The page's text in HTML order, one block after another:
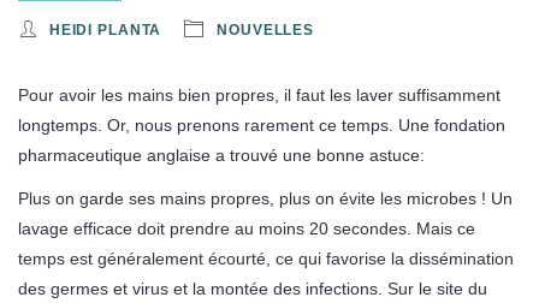
HEIDI PLANTA NOUVELLES
Pour avoir les mains bien propres, il faut les laver suffisamment
longtemps. Or, nous prenons rarement ce temps. Une fondation
pharmaceutique anglaise a trouvé une bonne astuce:
Plus on garde ses mains propres, plus on évite les microbes ! Un
lavage efficace doit prendre au moins 20 secondes. Mais ce
temps est généralement écourté, ce qui favorise la dissémination
des germes et virus et la montée des infections. Sur le site du